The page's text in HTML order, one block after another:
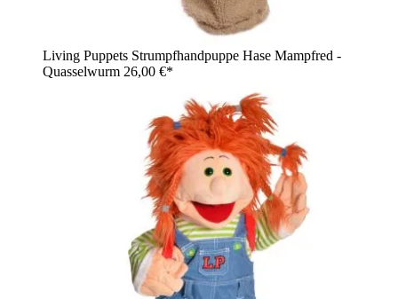
Living Puppets Strumpfhandpuppe Hase Mampfred -
Quasselwurm 26,00 €*